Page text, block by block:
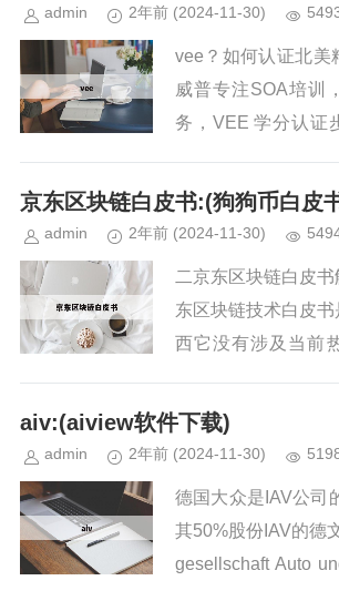
admin 2年前 (2024-11-30)
vee？如何认证北美
威普专注SOA培训
务，VEE 学分认证
快速完成VEE课程认
京东区块链白皮书:(狗狗币白皮
admin 2年前 (2024-11-30)
二京东区块链白皮
东区块链技术白皮
西它没有涉及当前
技术的发展和京东集
aiv:(aiview软件下载)
admin 2年前 (2024-11-30)
德国大众是IAV公司
其50%股份IAV的德
gesellschaft Auto